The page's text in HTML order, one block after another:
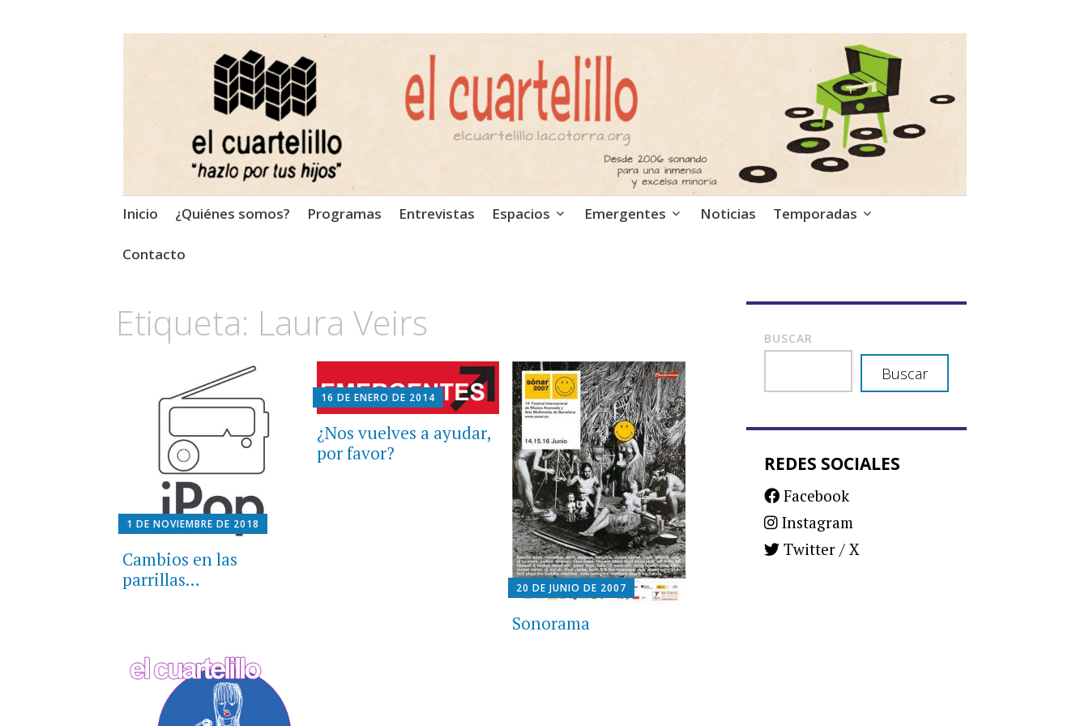
El Cuartelillo
Programa de radio de música independiente. Podcast
Saltar
contenido
Inicio ¿Quiénes somos? Programas Entrevistas Espacios Emergentes Noticias Temporadas
Contacto
Etiqueta: Laura Veirs
1 DE NOVIEMBRE DE 2018
Cambios en las
parrillas…
16 DE ENERO DE 2014
¿Nos vuelves a ayudar,
por favor?
20 DE JUNIO DE 2007
Sonorama
BUSCAR
Buscar
REDES SOCIALES
Facebook
Instagram
Twitter / X